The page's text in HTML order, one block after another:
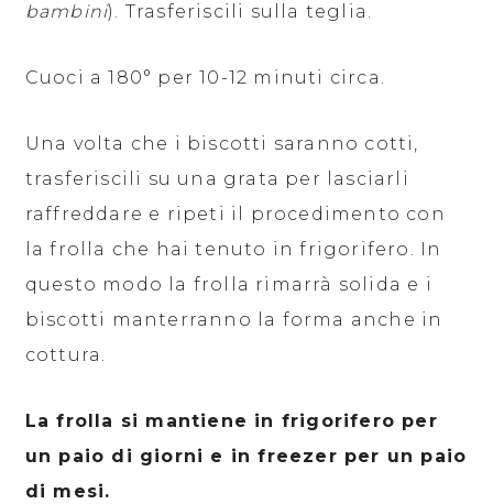
bambini). Trasferiscili sulla teglia.
Cuoci a 180° per 10-12 minuti circa.
Una volta che i biscotti saranno cotti,
trasferiscili su una grata per lasciarli
raffreddare e ripeti il procedimento con
la frolla che hai tenuto in frigorifero. In
questo modo la frolla rimarrà solida e i
biscotti manterranno la forma anche in
cottura.
La frolla si mantiene in frigorifero per
un paio di giorni e in freezer per un paio
di mesi.